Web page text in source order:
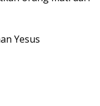
Yesus